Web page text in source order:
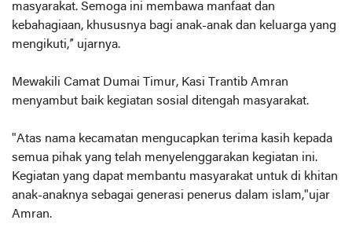
masyarakat. Semoga ini membawa manfaat dan
kebahagiaan, khususnya bagi anak-anak dan keluarga yang
mengikuti,” ujarnya.
Mewakili Camat Dumai Timur, Kasi Trantib Amran
menyambut baik kegiatan sosial ditengah masyarakat.
"Atas nama kecamatan mengucapkan terima kasih kepada
semua pihak yang telah menyelenggarakan kegiatan ini.
Kegiatan yang dapat membantu masyarakat untuk di khitan
anak-anaknya sebagai generasi penerus dalam islam,"ujar
Amran.